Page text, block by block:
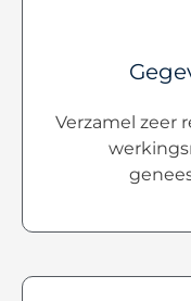
Verzamel zeer